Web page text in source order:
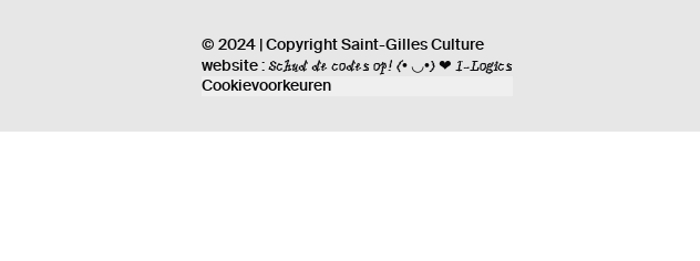
© 2024 | Copyright Saint-Gilles Culture
website :Schud de codes op! (• ◡•) ❤ I-Logics
Cookievoorkeuren